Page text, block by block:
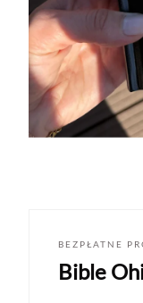
BEZPŁATNE
Bible